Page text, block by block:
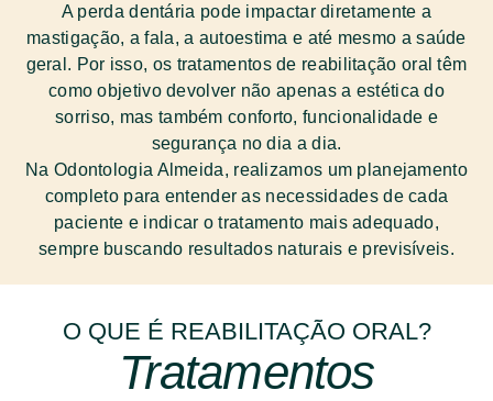
A perda dentária pode impactar diretamente a
mastigação, a fala, a autoestima e até mesmo a saúde
geral. Por isso, os tratamentos de reabilitação oral têm
como objetivo devolver não apenas a estética do
sorriso, mas também conforto, funcionalidade e
segurança no dia a dia.
Na Odontologia Almeida, realizamos um planejamento
completo para entender as necessidades de cada
paciente e indicar o tratamento mais adequado,
sempre buscando resultados naturais e previsíveis.
O QUE É REABILITAÇÃO ORAL?​
Tratamentos